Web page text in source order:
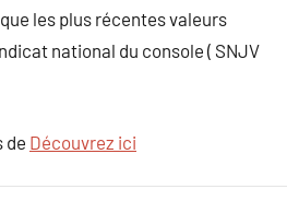
les plus récentes valeurs
national du console ( SNJV
de Découvrez ici